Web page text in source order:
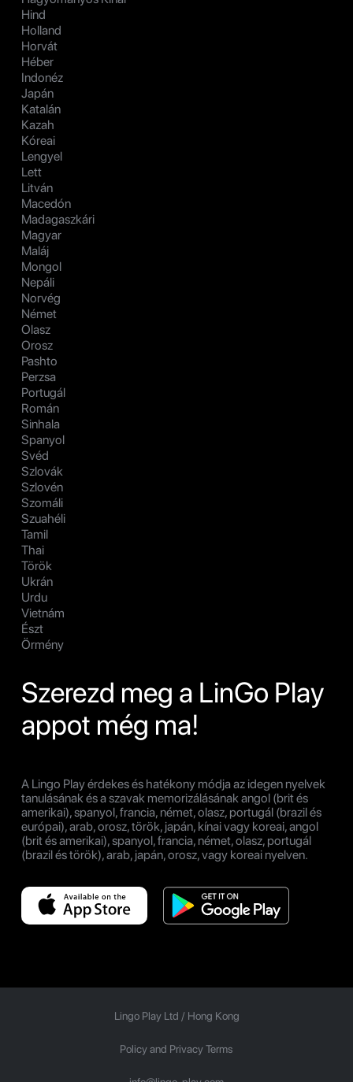
Hind
Holland
Horvát
Héber
Indonéz
Japán
Katalán
Kazah
Kóreai
Lengyel
Lett
Litván
Macedón
Madagaszkári
Magyar
Maláj
Mongol
Nepáli
Norvég
Német
Olasz
Orosz
Pashto
Perzsa
Portugál
Román
Sinhala
Spanyol
Svéd
Szlovák
Szlovén
Szomáli
Szuahéli
Tamil
Thai
Török
Ukrán
Urdu
Vietnám
Észt
Örmény
Szerezd meg a LinGo Play
appot még ma!
A Lingo Play érdekes és hatékony módja az idegen nyelvek
tanulásának és a szavak memorizálásának angol (brit és
amerikai), spanyol, francia, német, olasz, portugál (brazil és
európai), arab, orosz, török, japán, kínai vagy koreai, angol
(brit és amerikai), spanyol, francia, német, olasz, portugál
(brazil és török), arab, japán, orosz, vagy koreai nyelven.
Lingo Play Ltd / Hong Kong
Policy and Privacy Terms